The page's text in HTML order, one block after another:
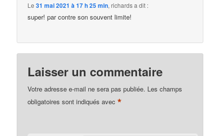
Le31 mai 2021 à 17 h 25 min,richardsa dit :
super! par contre son souvent limite!
Laisser un commentaire
Votre adresse e-mail ne sera pas publiée. Les champs
obligatoires sont indiqués avec*